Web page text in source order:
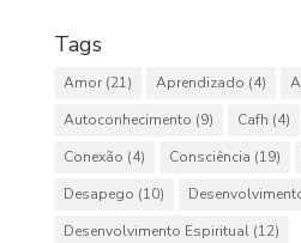
Tags
Amor(21) Aprendizado (4)
Autoconhecimento (9) Cafh (4)
Conexão (4) Consciência (19)
Desapego (10)
Desenvolvimento Espiritual(12)